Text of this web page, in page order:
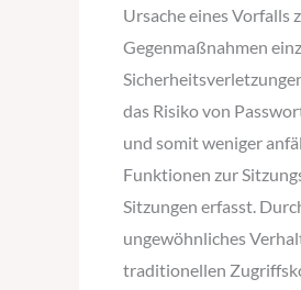
Ursache eines Vorfalls
Gegenmaßnahmen
das Risiko von
und somit weniger
Funktionen zur
Sitzungen erfasst.
ungewöhnliches
traditionellen